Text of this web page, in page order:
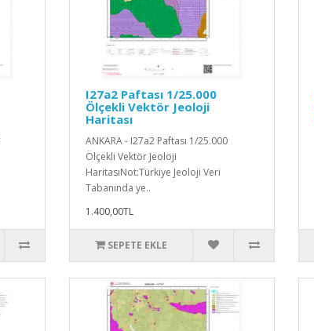
I27a2 Paftası 1/25.000
Ölçekli Vektör Jeoloji
Haritası
ANKARA - I27a2 Paftası 1/25.000
Ölçekli Vektör Jeoloji
HaritasıNot:Türkiye Jeoloji Veri
Tabanında ye..
1.400,00TL
SEPETE EKLE